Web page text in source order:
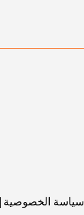
سياسة الخصوصية